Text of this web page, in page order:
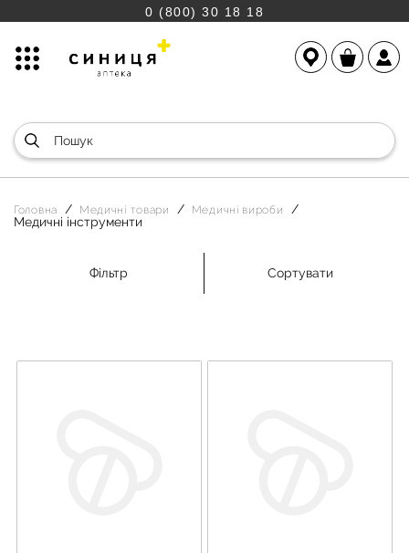
0 (800) 30 18 18
Головна Медичні товари Медичні вироби
Медичні інструменти
Фільтр Сортувати